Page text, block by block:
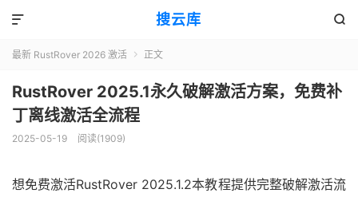
搜云库 

最新 RustRover 2026 激活  正文
RustRover 2025.1永久破解激活方案，免费补
丁离线激活全流程
2025-05-19 阅读(1909)
想免费激活RustRover 2025.1.2本教程提供完整破解激活流